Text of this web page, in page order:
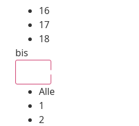
16
17
18
bis
Alle
1
2